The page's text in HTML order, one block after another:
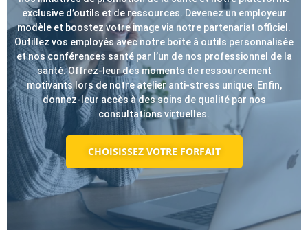
exclusive d’outils et de ressources. Devenez un employeur
modèle et boostez votre image via notre partenariat officiel.
Outillez vos employés avec notre boîte à outils personnalisée
et nos conférences santé par l’un de nos professionnel de la
santé. Offrez-leur des moments de ressourcement
motivants lors de notre atelier anti-stress unique. Enfin,
donnez-leur accès à des soins de qualité par nos
consultations virtuelles.
CHOISISSEZ VOTRE FORFAIT